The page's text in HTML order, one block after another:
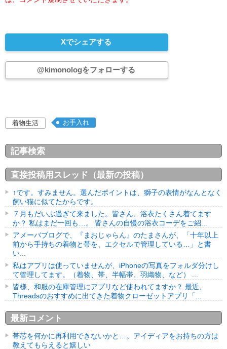
Xでシェアする
@kimonologをフォローする
着物生活 お手入れ
記事検索
直接投稿用スレッド（最新の投稿）
↑です。すみません。選んだポイントは、獅子の表情がなんとなく
飼い猫に似てたからです。
７月もだいぶ過ぎて来ました。皆さん、浴衣たくさん着てます
か？ 私はまだ一回も…。 皆さんの自慢の浴衣コーデをご紹...
アメーバブログで、『まおじゃらん』のたまさんが、「十年以上
前から手持ちの着物と帯を、エクセルで管理している…」と書
い...
私はアプリは使っていませんが、iPhoneの写真をフォルダ分けし
て管理してます。（着物、帯、半幅帯、羽織物、など） ...
皆様、和服の在庫管理にアプリなど使われてますか？ 最近、
Threadsのおすすめに出てきた着物クローゼットアプリ「...
最新コメント
帯芯を何かに再利用できないかと…。アイディアをお持ちの方は
教えてもらえると嬉しい